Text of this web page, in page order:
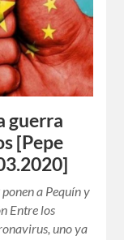
guerra
[Pepe
a Pequín y
Entre los
uno ya